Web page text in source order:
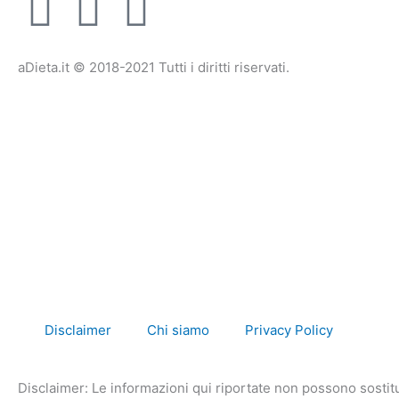
a
k
w n
a
aDieta.it © 2018-2021 Tutti i diritti riservati.
Disclaimer Chi siamo Privacy Policy
Disclaimer: Le informazioni qui riportate non possono